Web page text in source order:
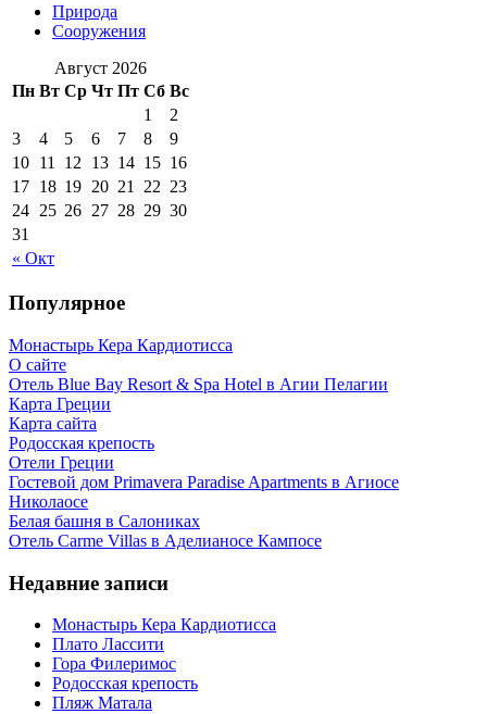
Природа
Сооружения
Август 2026
Пн Вт Ср Чт Пт Сб Вс
« Окт
1
2
3
4 5 6 7 8
9
10 11 12 13 14 15 16
17 18 19 20 21 22 23
24 25 26 27 28 29 30
31
Популярное
Монастырь Кера Кардиотисса
О сайте
Отель Blue Bay Resort & Spa Hotel в Агии Пелагии
Карта Греции
Карта сайта
Родосская крепость
Отели Греции
Гостевой дом Primavera Paradise Apartments в Агиосе
Николаосе
Белая башня в Салониках
Отель Carme Villas в Аделианосе Кампосе
Недавние записи
Монастырь Кера Кардиотисса
Плато Лассити
Гора Филеримос
Родосская крепость
Пляж Матала